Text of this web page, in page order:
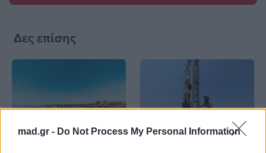
mad.gr - Do Not Process My Personal Information
Δες επίσης
Life